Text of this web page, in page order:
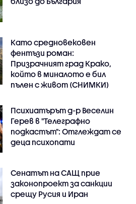
Като средновековен
фентъзи роман:
Призрачният град Крако,
който в миналото е бил
пълен с живот (СНИМКИ)
Психиатърът д-р Веселин
Герев в "Телеграфно
подкастът": Отглеждат се
деца психопати
Сенатът на САЩ прие
законопроект за санкции
срещу Русия и Иран